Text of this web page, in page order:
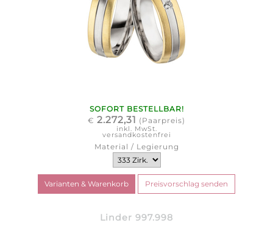
SOFORT BESTELLBAR!
€ 2.272,31 (Paarpreis)
inkl. MwSt.
versandkostenfrei
Material / Legierung
Linder 997.998